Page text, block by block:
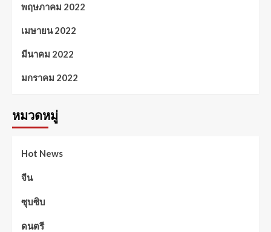
พฤษภาคม 2022
เมษายน 2022
มีนาคม 2022
มกราคม 2022
หมวดหมู่
Hot News
จีน
ซุบซิบ
ดนตรี